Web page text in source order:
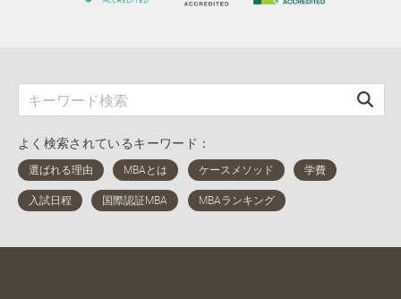
よく検索されているキーワード：